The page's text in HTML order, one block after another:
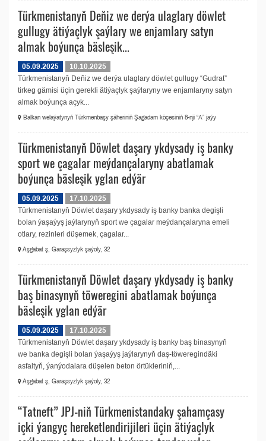
Türkmenistanyň Deňiz we derýa ulaglary döwlet
gullugy ätiýaçlyk şaýlary we enjamlary satyn
almak boýunça bäsleşik...
05.09.2025
10.10.2025
Türkmenistanyň Deňiz we derýa ulaglary döwlet gullugy “Gudrat”
tirkeg gämisi üçin gerekli ätiýaçlyk şaýlaryny we enjamlaryny satyn
almak boýunça açyk...
Balkan welaýatynyň Türkmenbaşy şäheriniň Şagadam köçesiniň 8-nji “А” jaýy
Türkmenistanyň Döwlet daşary ykdysady iş banky
sport we çagalar meýdançalaryny abatlamak
boýunça bäsleşik yglan edýär
05.09.2025
17.10.2025
Türkmenistanyň Döwlet daşary ykdysady iş banky banka degişli
bolan ýaşaýyş jaýlarynyň sport we çagalar meýdançalaryna emeli
otlary, rezinleri düşemek, çagalar...
Aşgabat ş, Garaşsyzlyk şaýoly, 32
Türkmenistanyň Döwlet daşary ykdysady iş banky
baş binasynyň töweregini abatlamak boýunça
bäsleşik yglan edýär
05.09.2025
17.10.2025
Türkmenistanyň Döwlet daşary ykdysady iş banky baş binasynyň
we banka degişli bolan ýaşaýyş jaýlarynyň daş-töweregindäki
asfaltyň, ýanýodalara düşelen beton örtükleriniň,...
Aşgabat ş, Garaşsyzlyk şaýoly, 32
“Tatneft” JPJ-niň Türkmenistandaky şahamçasy
içki ýangyç hereketlendirijileri üçin ätiýaçlyk